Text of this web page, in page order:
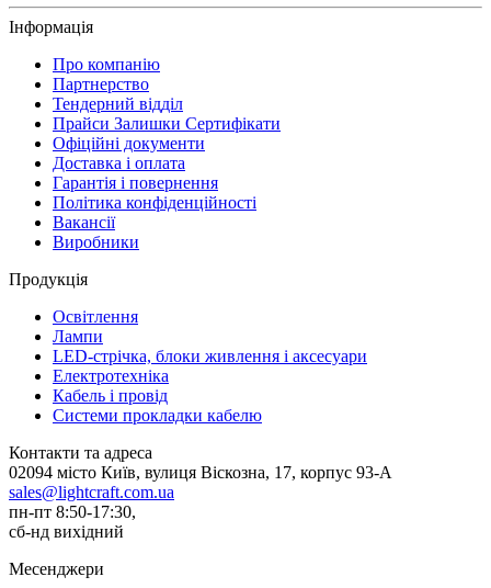
Інформація
Про компанію
Партнерство
Тендерний відділ
Прайси Залишки Сертифікати
Офіційні документи
Доставка і оплата
Гарантія і повернення
Політика конфіденційності
Вакансії
Виробники
Продукція
Освітлення
Лампи
LED-стрічка, блоки живлення і аксесуари
Електротехніка
Кабель і провід
Системи прокладки кабелю
Контакти та адреса
02094 місто Київ, вулиця Віскозна, 17, корпус 93-А
sales@lightcraft.com.ua
пн-пт 8:50-17:30,
сб-нд вихідний
Месенджери